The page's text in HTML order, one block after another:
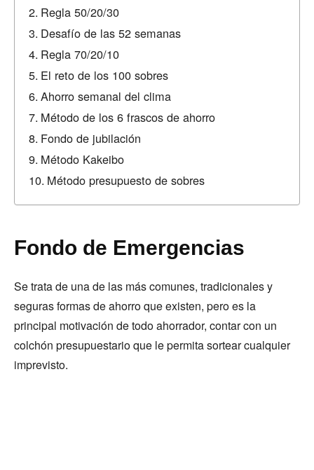
Regla 50/20/30
Desafío de las 52 semanas
Regla 70/20/10
El reto de los 100 sobres
Ahorro semanal del clima
Método de los 6 frascos de ahorro
Fondo de jubilación
Método Kakeibo
Método presupuesto de sobres
Fondo de Emergencias
Se trata de una de las más comunes, tradicionales y
seguras formas de ahorro que existen, pero es la
principal motivación de todo ahorrador, contar con un
colchón presupuestario que le permita sortear cualquier
imprevisto.